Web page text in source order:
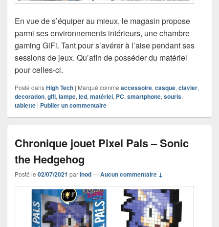
En vue de s’équiper au mieux, le magasin propose
parmi ses environnements intérieurs, une chambre
gaming GiFi. Tant pour s’avérer à l’aise pendant ses
sessions de jeux. Qu’afin de posséder du matériel
pour celles-ci.
Posté dansHigh Tech | Marqué comme accessoire, casque, clavier,
decoration, gifi, lampe, led, matériel, PC, smartphone, souris,
tablette | Publier un commentaire
Chronique jouet Pixel Pals – Sonic
the Hedgehog
Posté le 02/07/2021 parInod—Aucun commentaire ↓